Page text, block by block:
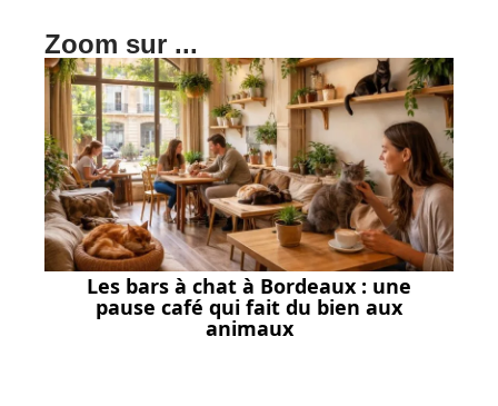
Zoom sur ...
Les bars à chat à Bordeaux : une
pause café qui fait du bien aux
animaux